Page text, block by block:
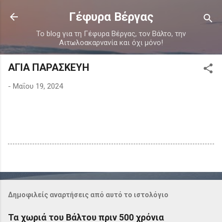
Μετάβαση στο κύριο περιεχόμενο
Γέφυρα Βέργας
Το blog για τη Γέφυρα Βέργας, τον Βάλτο, την
Αιτωλοακαρνανία και όχι μόνο!
ΑΓΙΑ ΠΑΡΑΣΚΕΥΗ
- Μαΐου 19, 2024
Δημοφιλείς αναρτήσεις από αυτό το ιστολόγιο
Τα χωριά του Βάλτου πριν 500 χρόνια